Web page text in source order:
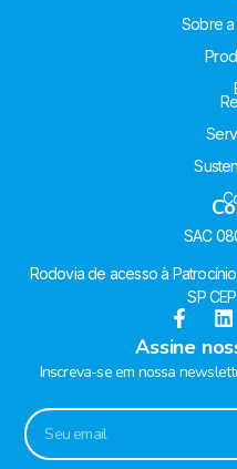
Sobre a
SAC
Rodovia de acesso à
SP
Assine
Inscreva-se em nossa